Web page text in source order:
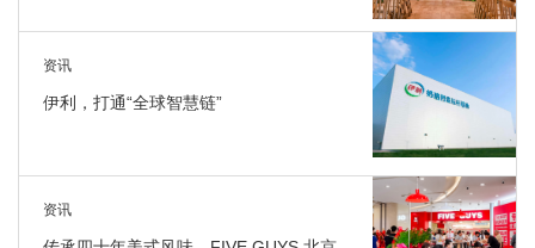
资讯
伊利，打通“全球智慧链”
资讯